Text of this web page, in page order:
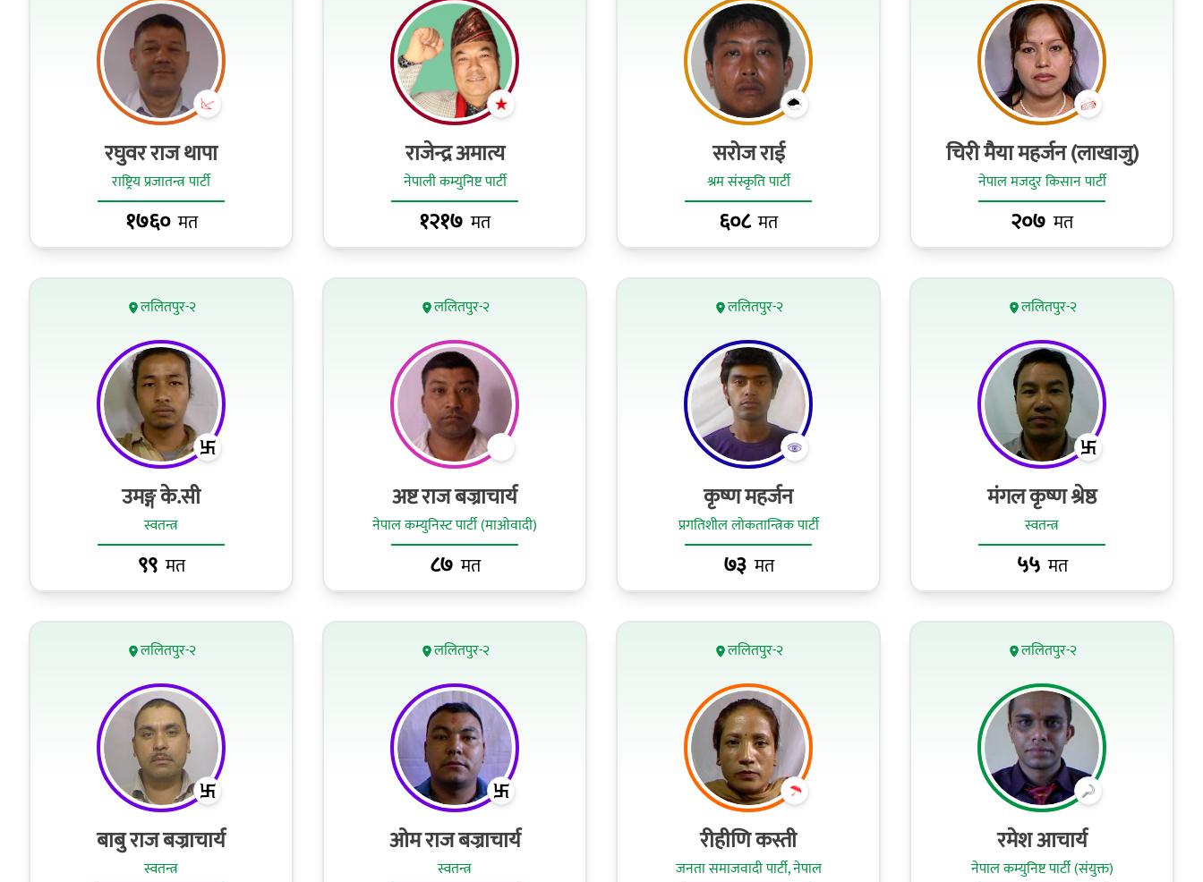
रघुवर राज थापा
राष्ट्रिय प्रजातन्त्र पार्टी
१७६० मत
राजेन्द्र अमात्य
नेपाली कम्युनिष्ट पार्टी
१२१७ मत
सरोज राई
श्रम संस्कृति पार्टी
६०८ मत
चिरी मैया महर्जन (लाखाजु)
नेपाल मजदुर किसान पार्टी
२०७ मत
ललितपुर-२
उमङ्ग के.सी
स्वतन्त्र
९९ मत
ललितपुर-२
अष्ट राज बज्राचार्य
नेपाल कम्युनिस्ट पार्टी (माओवादी)
८७ मत
ललितपुर-२
कृष्ण महर्जन
प्रगतिशील लोकतान्त्रिक पार्टी
७३ मत
ललितपुर-२
मंगल कृष्ण श्रेष्ठ
स्वतन्त्र
५५ मत
ललितपुर-२
बाबु राज बज्राचार्य
स्वतन्त्र
ललितपुर-२
ओम राज बज्राचार्य
स्वतन्त्र
ललितपुर-२
रीहीणि कस्ती
जनता समाजवादी पार्टी, नेपाल
ललितपुर-२
रमेश आचार्य
नेपाल कम्युनिष्ट पार्टी (संयुक्त)